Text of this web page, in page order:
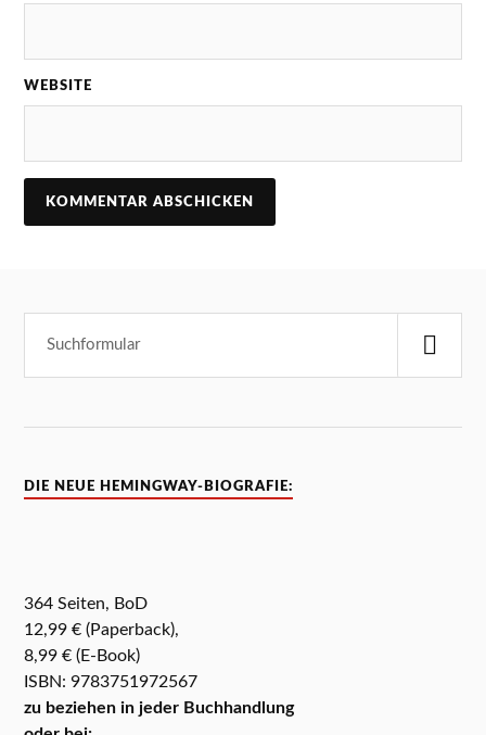
WEBSITE
DIE NEUE HEMINGWAY-BIOGRAFIE:
364 Seiten, BoD
12,99 € (Paperback),
8,99 € (E-Book)
ISBN: 9783751972567
zu beziehen in jeder Buchhandlung